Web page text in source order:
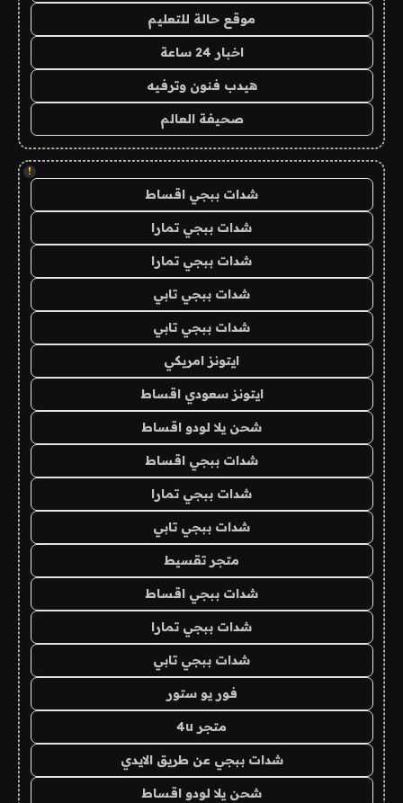
موقع حالة للتعليم
اخبار 24 ساعة
هيدب فنون وترفيه
صحيفة العالم
!
شدات ببجي اقساط
شدات ببجي تمارا
شدات ببجي تمارا
شدات ببجي تابي
شدات ببجي تابي
ايتونز امريكي
ايتونز سعودي اقساط
شحن يلا لودو اقساط
شدات ببجي اقساط
شدات ببجي تمارا
شدات ببجي تابي
متجر تقسيط
شدات ببجي اقساط
شدات ببجي تمارا
شدات ببجي تابي
فور يو ستور
متجر 4u
شدات ببجي عن طريق الايدي
شحن يلا لودو اقساط